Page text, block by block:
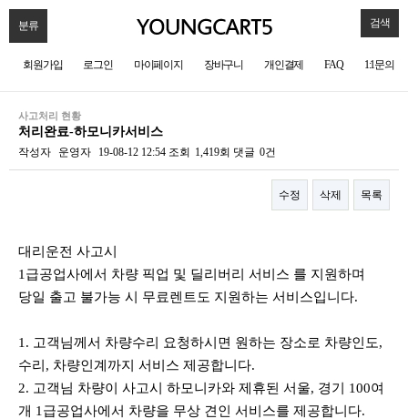
분류 검색
회원가입 로그인 마이페이지 장바구니 개인결제 FAQ 1:1문의
사고처리 현황
처리완료-하모니카서비스
작성자 운영자 19-08-12 12:54 조회 1,419회 댓글 0건
수정 삭제 목록
대리운전 사고시
1급공업사에서 차량 픽업 및 딜리버리 서비스 를 지원하며
당일 출고 불가능 시 무료렌트도 지원하는 서비스입니다.
1. 고객님께서 차량수리 요청하시면 원하는 장소로 차량인도,
수리, 차량인계까지 서비스 제공합니다.
2. 고객님 차량이 사고시 하모니카와 제휴된 서울, 경기 100여
개 1급공업사에서 차량을 무상 견인 서비스를 제공합니다.